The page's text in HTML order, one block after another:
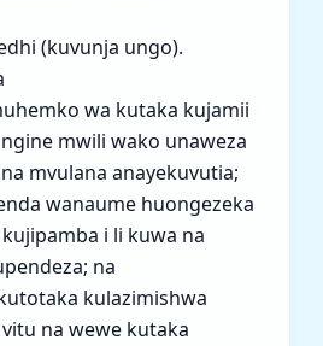
(kuvunja ungo).
wa kutaka kujamii
mwili wako unaweza
mvulana anayekuvutia;
wanaume huongezeka
i li kuwa na
na
kulazimishwa
na wewe kutaka